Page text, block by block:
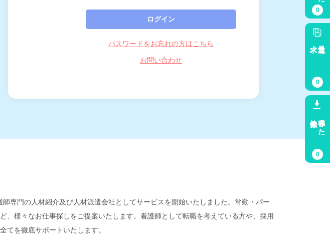
パスワードをお忘れの方はこちら
お問い合わせ
専門の人材紹介及び人材派遣会社としてサービスを開始いたしました。常勤・パー
様々なお仕事探しをご提案いたします。看護師として転職を考えている方や、採用
てを徹底サポートいたします。
0
最近見た
0
保存した
0